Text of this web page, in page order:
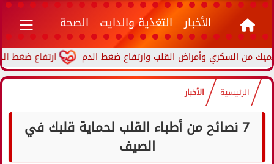
الأخبار التغذية والدايت الصحة
ارتفاع ضغط الدم
الرئيسية الأخبار
7 نصائح من أطباء القلب لحماية قلبك في
الصيف